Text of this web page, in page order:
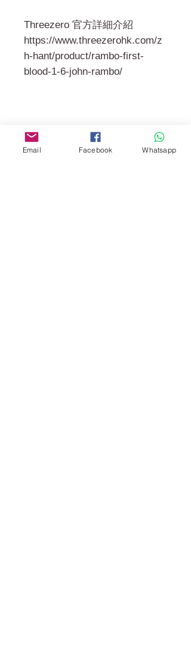
Threezero 官方詳細介紹
https://www.threezerohk.com/z
h-hant/product/rambo-first-
blood-1-6-john-rambo/
門市 Shop
Email Facebook Whatsapp